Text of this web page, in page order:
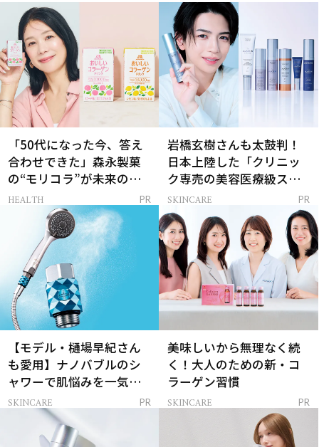
「50代になった今、答え
合わせできた」森永製菓
の“モリコラ”が未来のキ
レイを連れてくる！
HEALTH PR
岩橋玄樹さんも太鼓判！
日本上陸した「クリニッ
ク専売の美容医療級スキ
ンケア」
SKINCARE PR
【モデル・樋場早紀さん
も愛用】ナノバブルのシ
ャワーで肌悩みを一気に
解決
SKINCARE PR
美味しいから無理なく続
く！大人のための新・コ
ラーゲン習慣
SKINCARE PR